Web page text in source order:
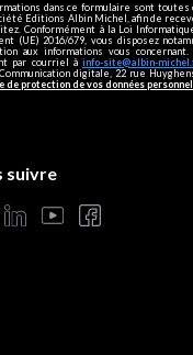
dans ce formulaire sont
Editions Albin Michel, afin de
Conformément à la Loi
(UE) 2016/679, vous disposez
aux informations vous
par courriel àinfo-site@albin-
digitale, 22 rue
de protection de vos données
suivre